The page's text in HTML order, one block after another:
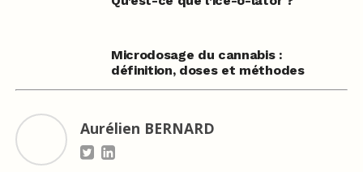
Microdosage du cannabis :
définition, doses et méthodes
Aurélien BERNARD